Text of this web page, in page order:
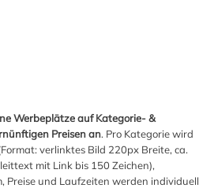
Werbeplätze auf Kategorie- &
Preisen an. Pro Kategorie wird
verlinktes Bild 220px Breite, ca.
mit Link bis 150 Zeichen),
Preise und Laufzeiten werden individuell